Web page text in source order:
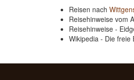
Reisen nach
Reisehinweise vom
Reisehinweise -
Wikipedia - Die freie